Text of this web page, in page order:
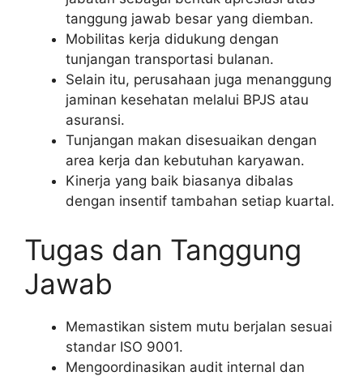
tanggung jawab besar yang diemban.
Mobilitas kerja didukung dengan
tunjangan transportasi bulanan.
Selain itu, perusahaan juga menanggung
jaminan kesehatan melalui BPJS atau
asuransi.
Tunjangan makan disesuaikan dengan
area kerja dan kebutuhan karyawan.
Kinerja yang baik biasanya dibalas
dengan insentif tambahan setiap kuartal.
Tugas dan Tanggung
Jawab
Memastikan sistem mutu berjalan sesuai
standar ISO 9001.
Mengoordinasikan audit internal dan